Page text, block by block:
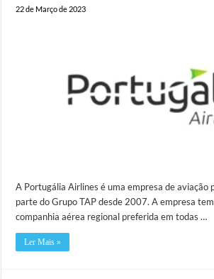
22 de Março de 2023
A Portugália Airlines é uma empresa de aviação
parte do Grupo TAP desde 2007. A empresa
companhia aérea regional preferida em todas …
Ler Mais »